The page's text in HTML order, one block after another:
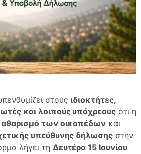
στους ιδιοκτήτες,
και λοιπούς υπόχρεους ότι η
των οικοπέδων και
υπεύθυνης δήλωσης στην
λήγει τη Δευτέρα 15 Ιουνίου